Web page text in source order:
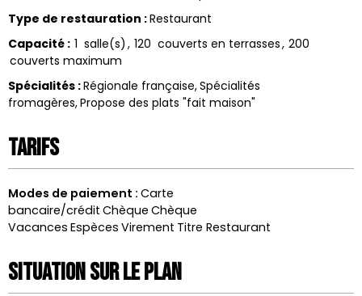
Type de restauration :Restaurant
Capacité : 1 salle(s) 120 couverts en terrasses 200
couverts maximum
Spécialités :Régionale française Spécialités
fromagères Propose des plats "fait maison"
Tarifs
Modes de paiement : Carte
bancaire/crédit Chèque Chèque
Vacances Espèces Virement Titre Restaurant
Situation sur le Plan